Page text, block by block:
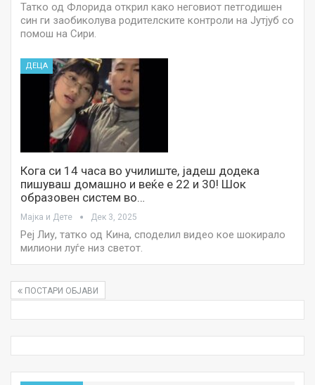
Татко од Флорида открил како неговиот петгодишен
син ги заобиколува родителските контроли на Јутјуб со
помош на Сири.
ДЕЦА
Кога си 14 часа во училиште, јадеш додека
пишуваш домашно и веќе е 22 и 30! Шок
образовен систем во…
Мајка и Дете Дек 3, 2025
Реј Лиу, татко од Кина, споделил видео кое шокирало
милиони луѓе низ светот.
ПОСТАРИ ОБЈАВИ